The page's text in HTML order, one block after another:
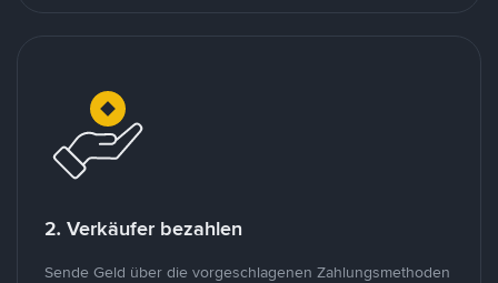
2. Verkäufer bezahlen
Sende Geld über die vorgeschlagenen Zahlungsmethoden